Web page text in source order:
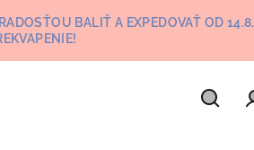
BALIŤ A EXPEDOVAŤ OD 14.8.